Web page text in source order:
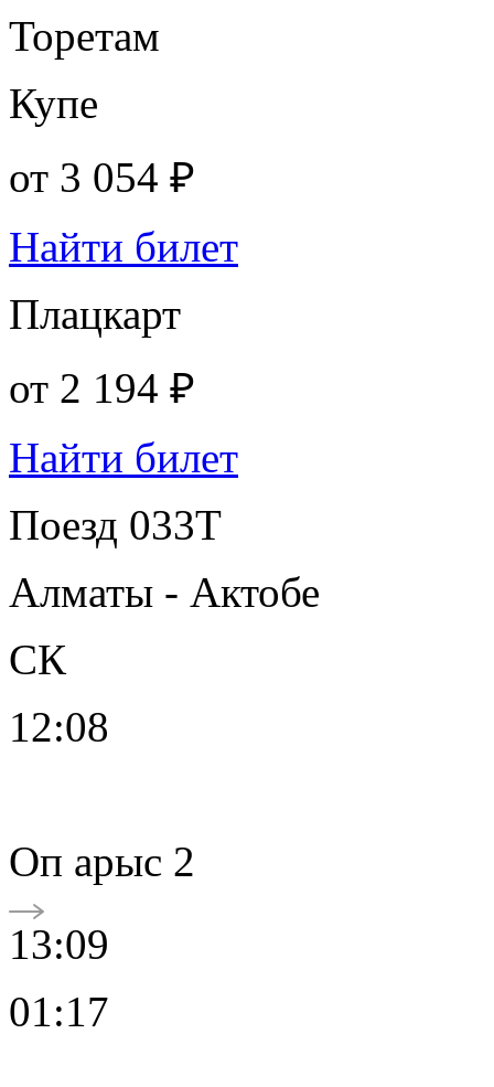
Торетам
Купе
от 3 054 ₽
Найти билет
Плацкарт
от 2 194 ₽
Найти билет
Поезд 033Т
Алматы - Актобе
СК
12:08
Oп арыс 2
13:09
01:17